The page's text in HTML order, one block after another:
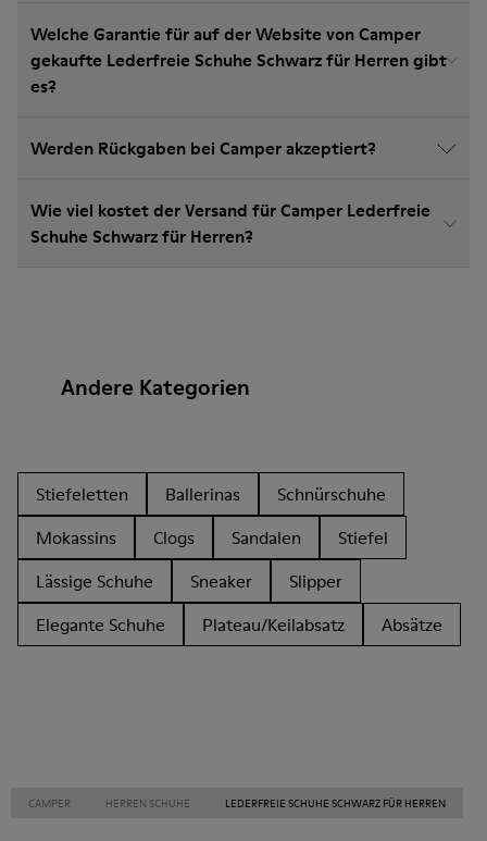
Welche Garantie für auf der Website von Camper
gekaufte Lederfreie Schuhe Schwarz für Herren gibt
es?
Werden Rückgaben bei Camper akzeptiert?
Wie viel kostet der Versand für Camper Lederfreie
Schuhe Schwarz für Herren?
Andere Kategorien
Stiefeletten Ballerinas
Schnürschuhe
Mokassins
Clogs Sandalen
Stiefel
Lässige Schuhe
Sneaker
Slipper
Elegante Schuhe
Plateau/Keilabsatz Absätze
CAMPER HERREN SCHUHE LEDERFREIE SCHUHE SCHWARZ FÜR HERREN